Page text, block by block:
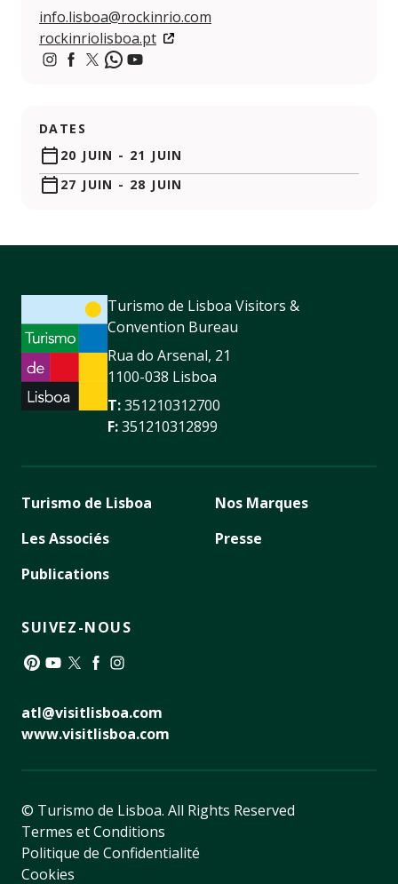
info.lisboa@rockinrio.com
rockinriolisboa.pt
DATES
20 JUIN - 21 JUIN
27 JUIN - 28 JUIN
Turismo de Lisboa Visitors &
Convention Bureau
Rua do Arsenal, 21
1100-038 Lisboa
T:351210312700
F:351210312899
Turismo de Lisboa
Les Associés
Publications
Nos Marques
Presse
SUIVEZ-NOUS
atl@visitlisboa.com
www.visitlisboa.com
© Turismo de Lisboa. All Rights Reserved
Termes et Conditions
Politique de Confidentialité
Cookies